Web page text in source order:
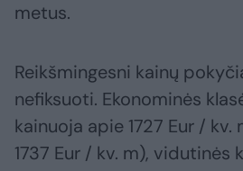
metus.
Reikšmingesni kainų
nefiksuoti. Ekonominės
kainuoja apie 1727 Eur /
1737 Eur / kv. m), vidutinės